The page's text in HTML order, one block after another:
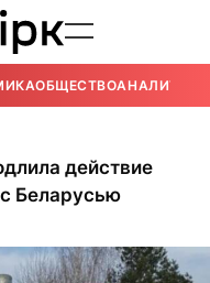
ОБЩЕСТВОАНАЛИТИКА
действие
Беларусью